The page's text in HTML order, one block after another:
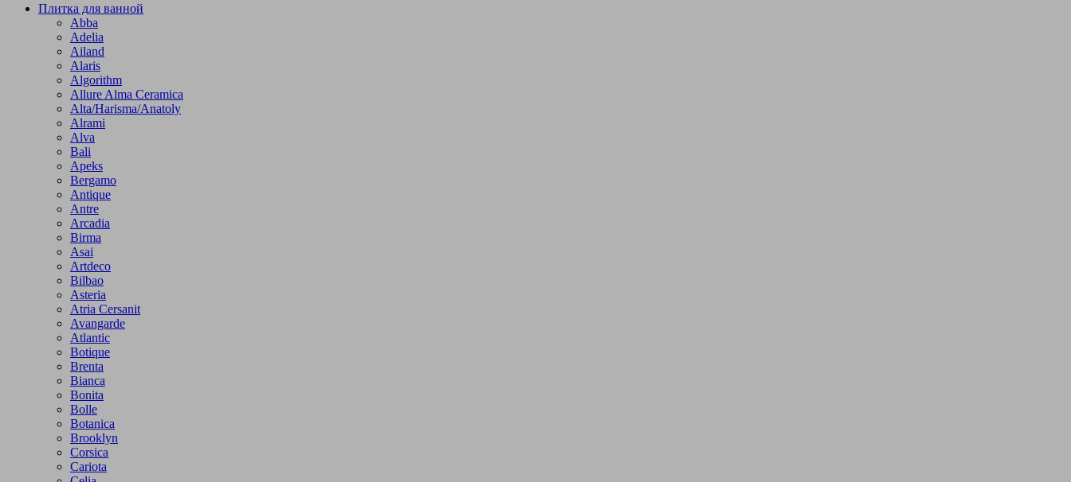
Плитка для ванной
Abba
Adelia
Ailand
Alaris
Algorithm
Allure Alma Ceramica
Alta/Harisma/Anatoly
Alrami
Alva
Bali
Apeks
Bergamo
Antique
Antre
Arcadia
Birma
Asai
Artdeco
Bilbao
Asteria
Atria Cersanit
Avangarde
Atlantic
Botique
Brenta
Bianca
Bonita
Bolle
Botanica
Brooklyn
Corsica
Cariota